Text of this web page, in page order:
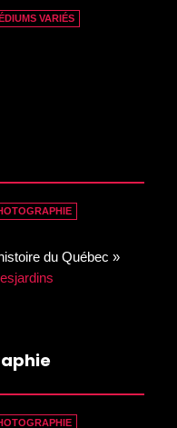
VARIÉS
du Québec »